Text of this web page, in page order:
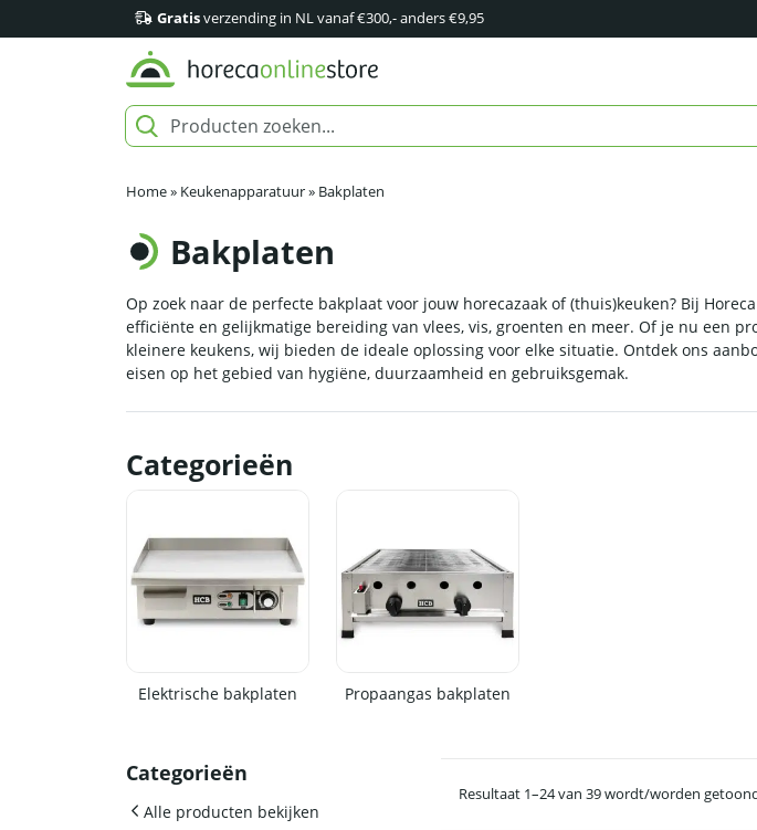
Gratisverzending in NL vanaf €300,- anders €9,95
Home» Keukenapparatuur» Bakplaten
Bakplaten
Op zoek naar de perfecte bakplaat voor jouw horecazaak of (thuis)keuken? Bij
efficiënte en gelijkmatige bereiding van vlees, vis, groenten en meer. Of je nu een
kleinere keukens, wij bieden de ideale oplossing voor elke situatie. Ontdek ons
eisen op het gebied van hygiëne, duurzaamheid en gebruiksgemak.
Categorieën
Elektrische bakplaten Propaangas bakplaten
Categorieën
Alle producten bekijken
Resultaat 1–24 van 39 wordt/worden